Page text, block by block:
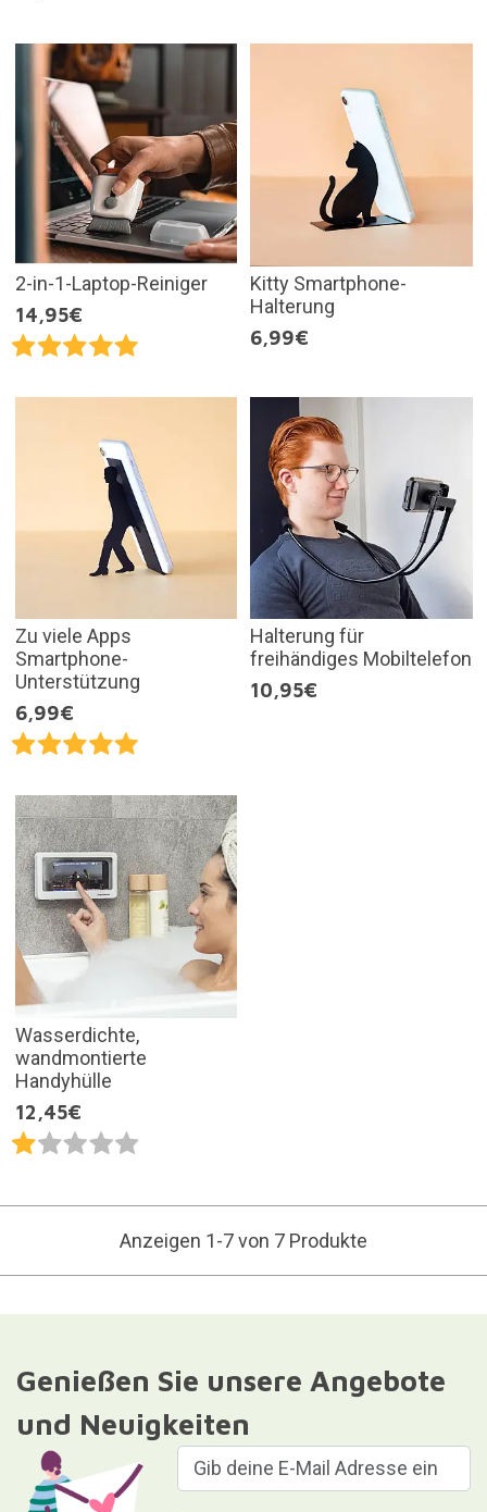
2-in-1-Laptop-Reiniger
14,95€
Kitty Smartphone-
Halterung
6,99€
Zu viele Apps
Smartphone-
Unterstützung
6,99€
Halterung für
freihändiges Mobiltelefon
10,95€
Wasserdichte,
wandmontierte
Handyhülle
12,45€
Anzeigen 1-7 von 7 Produkte
Genießen Sie unsere Angebote
und Neuigkeiten